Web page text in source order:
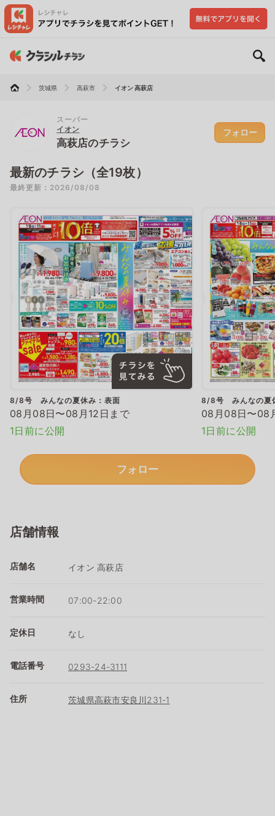
茨城県 高萩市 イオン 高萩店
スーパー
イオン
高萩店のチラシ
フォロー
最新のチラシ（全19枚）
最終更新：2026/08/08
8/8号 みんなの夏休み：表面
08月08日〜08月12日まで
1日前に公開
8/8号 みんなの夏
08月08日〜08
1日前に公開
フォロー
店舗情報
店舗名 イオン 高萩店
営業時間 07:00-22:00
定休日 なし
電話番号 0293-24-3111
住所 茨城県高萩市安良川231-1